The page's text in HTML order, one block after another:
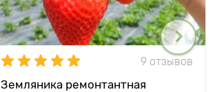
9 отзывов
Земляника ремонтантная